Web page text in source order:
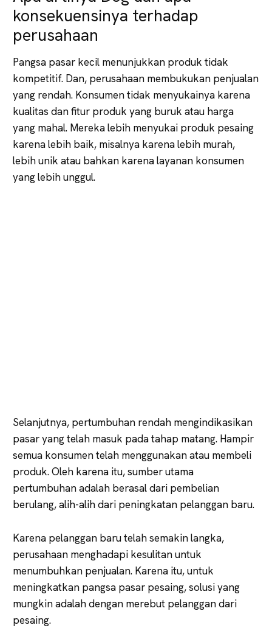
konsekuensinya terhadap
perusahaan
Pangsa pasar kecil menunjukkan produk tidak
kompetitif. Dan, perusahaan membukukan penjualan
yang rendah. Konsumen tidak menyukainya karena
kualitas dan fitur produk yang buruk atau harga
yang mahal. Mereka lebih menyukai produk pesaing
karena lebih baik, misalnya karena lebih murah,
lebih unik atau bahkan karena layanan konsumen
yang lebih unggul.
Selanjutnya, pertumbuhan rendah mengindikasikan
pasar yang telah masuk pada tahap matang. Hampir
semua konsumen telah menggunakan atau membeli
produk. Oleh karena itu, sumber utama
pertumbuhan adalah berasal dari pembelian
berulang, alih-alih dari peningkatan pelanggan baru.
Karena pelanggan baru telah semakin langka,
perusahaan menghadapi kesulitan untuk
menumbuhkan penjualan. Karena itu, untuk
meningkatkan pangsa pasar pesaing, solusi yang
mungkin adalah dengan merebut pelanggan dari
pesaing.